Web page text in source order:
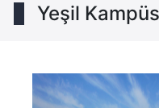
Yeşil Kampüs